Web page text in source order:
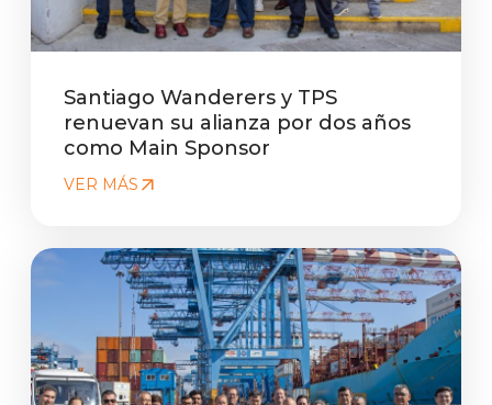
Santiago Wanderers y TPS
renuevan su alianza por dos años
como Main Sponsor
VER MÁS